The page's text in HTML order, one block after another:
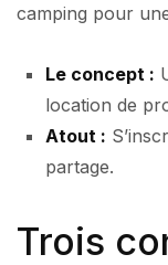
camping pour
Le concept :
location de
Atout :
partage.
Trois